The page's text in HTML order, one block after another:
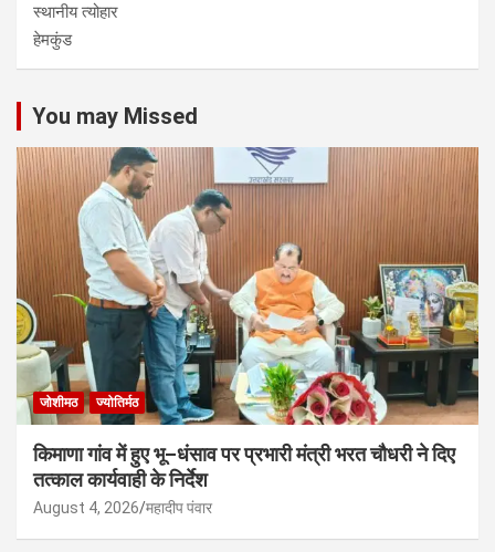
स्थानीय त्योहार
हेमकुंड
You may Missed
जोशीमठ ज्योतिर्मठ
किमाणा गांव में हुए भू–धंसाव पर प्रभारी मंत्री भरत चौधरी ने दिए
तत्काल कार्यवाही के निर्देश
August 4, 2026 महादीप पंवार